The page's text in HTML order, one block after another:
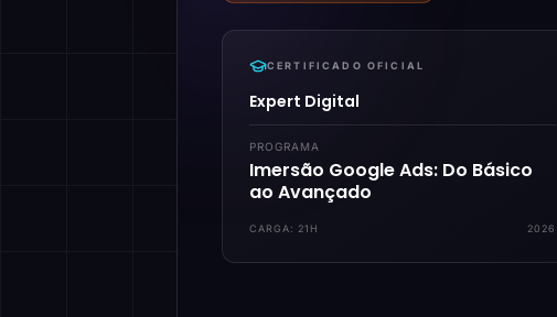
CERTIFICADO OFICIAL
Expert Digital
PROGRAMA
Imersão Google Ads: Do Básico
ao Avançado
CARGA: 21H 2026